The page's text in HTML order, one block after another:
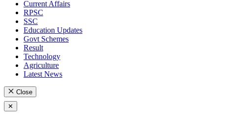
Current Affairs
RPSC
SSC
Education Updates
Govt Schemes
Result
Technology
Agriculture
Latest News
Close
✕